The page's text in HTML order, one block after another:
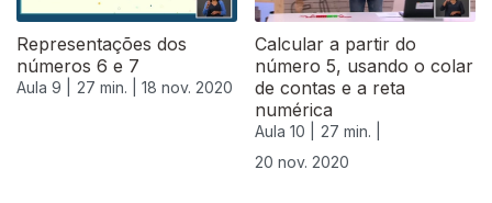
Representações dos
números 6 e 7
Aula 9 | 27 min. | 18 nov. 2020
Calcular a partir do
número 5, usando o colar
de contas e a reta
numérica
Aula 10 |
27 min. |
20 nov. 2020